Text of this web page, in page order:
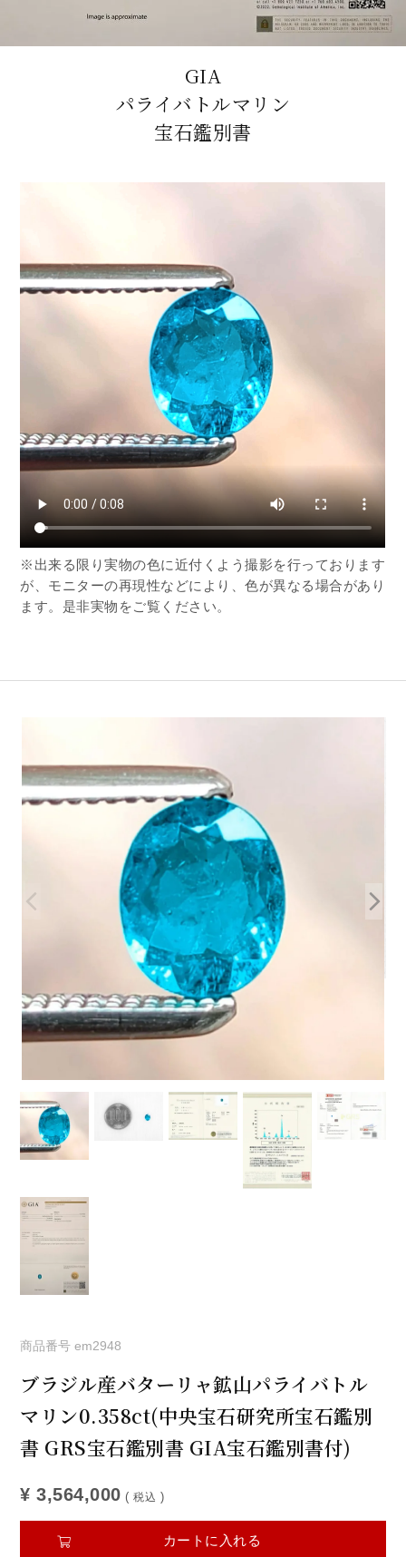
GIA
パライバトルマリン
宝石鑑別書
※出来る限り実物の色に近付くよう撮影を行っております
が、モニターの再現性などにより、色が異なる場合があり
ます。是非実物をご覧ください。
商品番号 em2948
ブラジル産バターリャ鉱山パライバトル
マリン0.358ct(中央宝石研究所宝石鑑別
書 GRS宝石鑑別書 GIA宝石鑑別書付)
¥ 3,564,000 税込
カートに入れる